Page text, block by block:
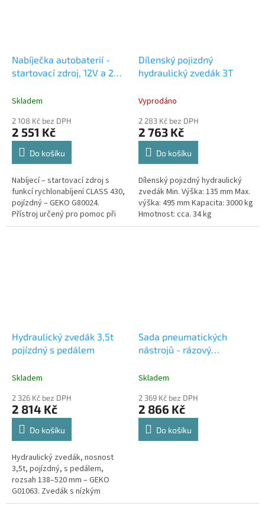
Nabíječka autobaterií -
startovací zdroj, 12V a 24V
Skladem
2 108 Kč bez DPH
2 551 Kč
Do košíku
Nabíjecí – startovací zdroj s
funkcí rychlonabíjení CLASS 430,
pojízdný – GEKO G80024.
Přístroj určený pro pomoc při
startu a nabíjení olověných
Dílenský pojizdný
hydraulický zvedák 3T
Vyprodáno
2 283 Kč bez DPH
2 763 Kč
Do košíku
Dílenský pojizdný hydraulický
zvedák Min. Výška: 135 mm Max.
výška: 495 mm Kapacita: 3000 kg
Hmotnost: cca. 34 kg
Hydraulický zvedák 3,5t
pojízdný s pedálem
Skladem
2 326 Kč bez DPH
2 814 Kč
Do košíku
Hydraulický zvedák, nosnost
3,5t, pojízdný, s pedálem,
rozsah 138–520 mm – GEKO
G01063. Zvedák s nízkým
profilem umožňuje zvedání
Sada pneumatických
nástrojů - rázový
utahovák, bruska a sekáč,
Skladem
2 369 Kč bez DPH
2 866 Kč
Do košíku